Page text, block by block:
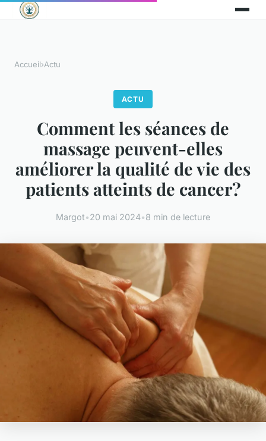
Accueil›Actu
ACTU
Comment les séances de
massage peuvent-elles
améliorer la qualité de vie des
patients atteints de cancer?
Margot•20 mai 2024•8 min de lecture